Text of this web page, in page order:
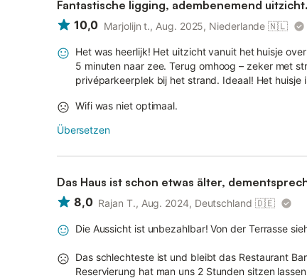
Fantastische ligging, adembenemend uitzicht.
10,0 Marjolijn t., Aug. 2025, Niederlande 🇳🇱
Het was heerlijk! Het uitzicht vanuit het huisje
5 minuten naar zee. Terug omhoog – zeker met
privéparkeerplek bij het strand. Ideaal! Het huisje
Wifi was niet optimaal.
Übersetzen
Das Haus ist schon etwas älter,
8,0 Rajan T., Aug. 2024, Deutschland 🇩🇪
Die Aussicht ist unbezahlbar! Von der Terrasse
Das schlechteste ist und bleibt das Restaurant
Reservierung hat man uns 2 Stunden sitzen